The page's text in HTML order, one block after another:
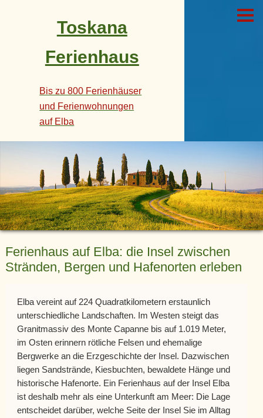
Toskana
Ferienhaus
Bis zu 800 Ferienhäuser
und Ferienwohnungen
auf Elba
Ferienhaus auf Elba: die Insel zwischen
Stränden, Bergen und Hafenorten erleben
Elba vereint auf 224 Quadratkilometern erstaunlich
unterschiedliche Landschaften. Im Westen steigt das
Granitmassiv des Monte Capanne bis auf 1.019 Meter,
im Osten erinnern rötliche Felsen und ehemalige
Bergwerke an die Erzgeschichte der Insel. Dazwischen
liegen Sandstrände, Kiesbuchten, bewaldete Hänge und
historische Hafenorte. Ein Ferienhaus auf der Insel Elba
ist deshalb mehr als eine Unterkunft am Meer: Die Lage
entscheidet darüber, welche Seite der Insel Sie im Alltag